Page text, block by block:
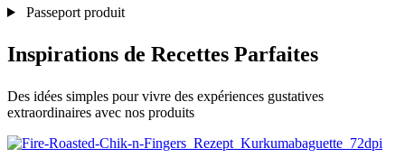
Passeport produit
Inspirations de Recettes Parfaites
Des idées simples pour vivre des expériences gustatives
extraordinaires avec nos produits